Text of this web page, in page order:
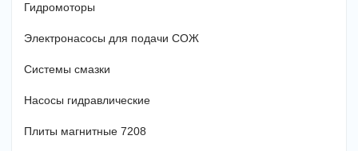
Гидромоторы
Электронасосы для подачи СОЖ
Системы смазки
Насосы гидравлические
Плиты магнитные 7208